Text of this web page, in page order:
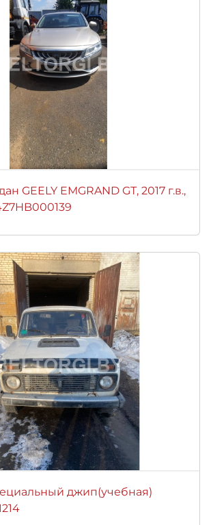
GEELY EMGRAND GТ, 2017 г.в.,
джип(учебная)